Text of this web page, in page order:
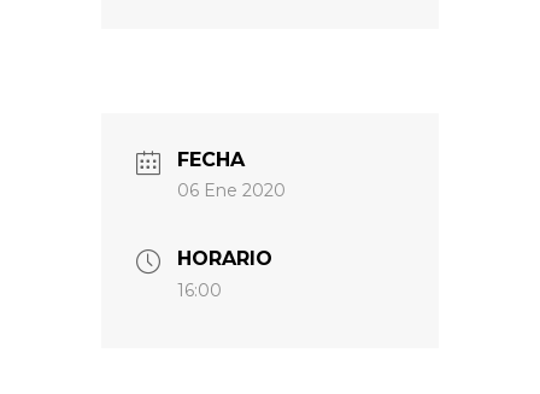
FECHA
06 Ene 2020
HORARIO
16:00